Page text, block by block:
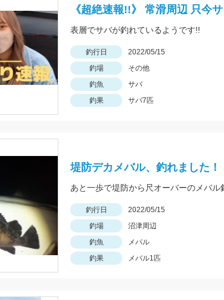
《超絶速報!!》 常滑周辺 只今
表層でサバが釣れているようです!!
釣行日 2022/05/15
釣場
その他
釣魚
サバ
釣果
サバ7匹
堤防デカメバル、釣れました！
あと一歩で堤防から尺オーバーのメバル
釣行日 2022/05/15
釣場
沼津周辺
釣魚
メバル
釣果
メバル1匹